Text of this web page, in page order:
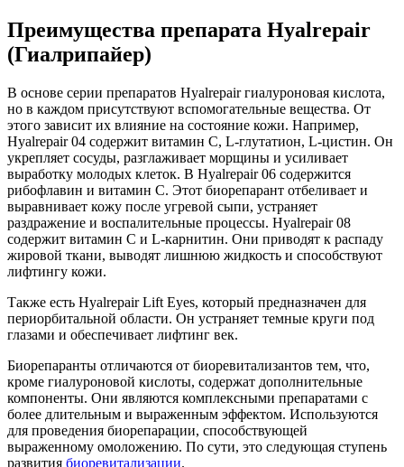
Преимущества препарата Hyalrepair
(Гиалрипайер)
В основе серии препаратов Hyalrepair гиалуроновая кислота,
но в каждом присутствуют вспомогательные вещества. От
этого зависит их влияние на состояние кожи. Например,
Hyalrepair 04 содержит витамин C, L-глутатион, L-цистин. Он
укрепляет сосуды, разглаживает морщины и усиливает
выработку молодых клеток. В Hyalrepair 06 содержится
рибофлавин и витамин C. Этот биорепарант отбеливает и
выравнивает кожу после угревой сыпи, устраняет
раздражение и воспалительные процессы. Hyalrepair 08
содержит витамин C и L-карнитин. Они приводят к распаду
жировой ткани, выводят лишнюю жидкость и способствуют
лифтингу кожи.
Также есть Hyalrepair Lift Eyes, который предназначен для
периорбитальной области. Он устраняет темные круги под
глазами и обеспечивает лифтинг век.
Биорепаранты отличаются от биоревитализантов тем, что,
кроме гиалуроновой кислоты, содержат дополнительные
компоненты. Они являются комплексными препаратами с
более длительным и выраженным эффектом. Используются
для проведения биорепарации, способствующей
выраженному омоложению. По сути, это следующая ступень
развития биоревитализации.